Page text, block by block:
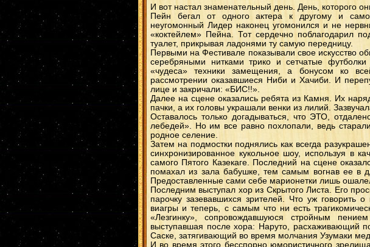
И вот настал знаменательный день. День, которого
Пейн бегал от одного актера к другому и
неугомонный Лидер наконец угомонился и не
«коктейлем» Пейна. Тот сердечно поблагодарил
туалет, прикрывая ладонями ту самую передницу.
Первыми на Фестивале показывали свое искусство
серебряными нитками трико и сетчатые
«чудеса» техники замещения, а бонусом ко
рассмотрении оказавшиеся Ниби и Хачиби. И
лице и закричали: «БИС!!».
Далее на сцене оказались ребята из Камня. Их
пачки, а их головы украшали венки из лилий.
Оставалось только догадываться, что ЭТО,
лебедей». Но им все равно похлопали, ведь
родное селение.
Затем на подмостки поднялись как всегда
синхронизированное кукольное шоу, используя в
самого Пятого Казекаге. Последний на сцене
помахал из зала бабушке, тем самым вогнав ее в
Предоставленные сами себе марионетки лишь
Последним выступал хор из Скрытого Листа. Его
парочку зазевавшихся зрителей. Что уж говорить
виагры и теперь, с самым что ни есть
«Лезгинку», сопровождавшуюся стройным
выступавшая после хора: Наруто, расхаживающий
Саске, затягивающий во время молчания Узумаки
И во время этого бесспорно юмористичного